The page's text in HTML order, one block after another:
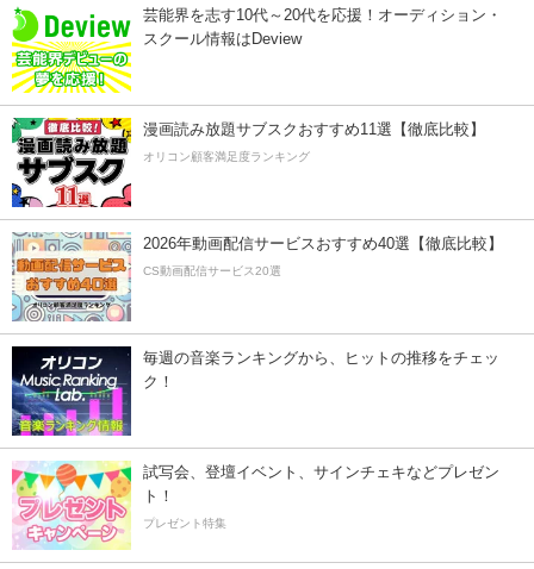
芸能界を志す10代～20代を応援！オーディション・
スクール情報はDeview
漫画読み放題サブスクおすすめ11選【徹底比較】
オリコン顧客満足度ランキング
2026年動画配信サービスおすすめ40選【徹底比較】
CS動画配信サービス20選
毎週の音楽ランキングから、ヒットの推移をチェッ
ク！
試写会、登壇イベント、サインチェキなどプレゼン
ト！
プレゼント特集